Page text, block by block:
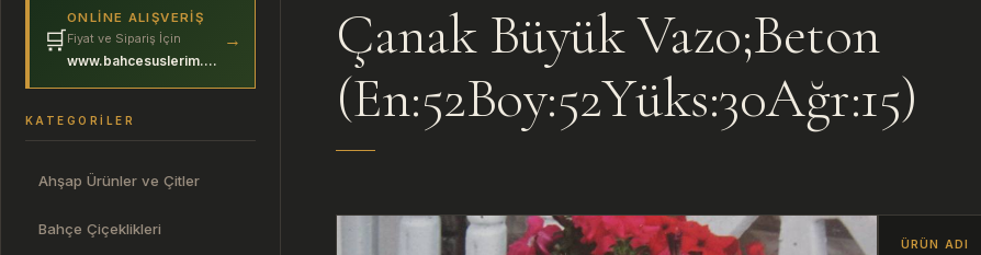
🛒
ONLINE ALIŞVERIŞ
Fiyat ve Sipariş İçin
www.bahcesuslerim.com
→
KATEGORILER
Ahşap Ürünler ve Çitler
Bahçe Çiçeklikleri
Çanak Büyük Vazo;Beton
(En:52Boy:52Yüks:30Ağr:15)
ÜRÜN ADI